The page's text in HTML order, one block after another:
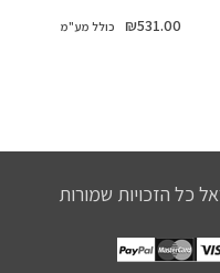
₪531.00
כל הזכויות שמורות